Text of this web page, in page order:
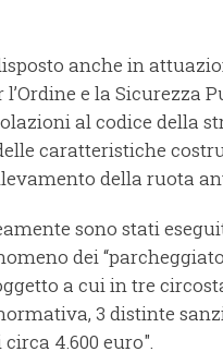
anche in
e la Sicurezza
al codice della
caratteristiche
della ruota
sono stati
dei
a cui in tre
3 distinte
4.600 euro".